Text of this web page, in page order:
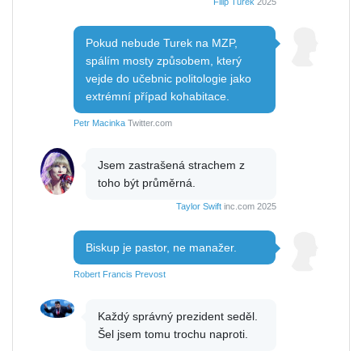
Pokud nebude Turek na MZP,
spálím mosty způsobem, který
vejde do učebnic politologie jako
extrémní případ kohabitace.
Petr Macinka Twitter.com
Jsem zastrašená strachem z
toho být průměrná.
Taylor Swift inc.com 2025
Biskup je pastor, ne manažer.
Robert Francis Prevost
Každý správný prezident seděl.
Šel jsem tomu trochu naproti.